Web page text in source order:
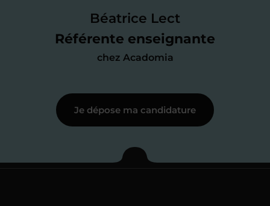
Béatrice Lect
Référente enseignante
chez Acadomia
des programmes scolaires(et pouvoir
me mettre à jour au besoin) et
j’échange en direct avec un chargé de
Étape 3
Je commence mes
Je dépose ma candidature